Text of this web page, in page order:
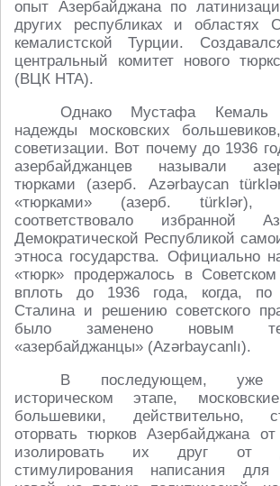
опыт Азербайджана по
других республиках и
кемалистской Турции.
центральный комитет нового
(ВЦК HTA).
Однако Мустафа Кемаль
надежды московских
советизации. Вот почему до 1936
азербайджанцев называли
тюрками (азерб. Azərbaycan
«тюрками» (азерб. türklər),
соответствовало избранной
Демократической Республикой
этноса государства. Официально
«тюрк» продержалось в
вплоть до 1936 года, когда, по
Сталина и решению советского
было заменено новым
«азербайджанцы» (Azərbaycanlı).
В последующем, уже
историческом этапе,
большевики, действительно,
оторвать тюрков Азербайджана
изолировать их друг от
стимулирования написания для